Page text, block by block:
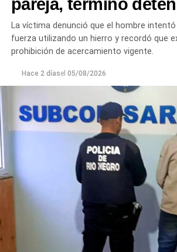
pareja, terminó
La víctima denunció que el hombre
fuerza utilizando un hierro y recordó que
prohibición de acercamiento vigente.
Hace 2 díasel 05/08/2026